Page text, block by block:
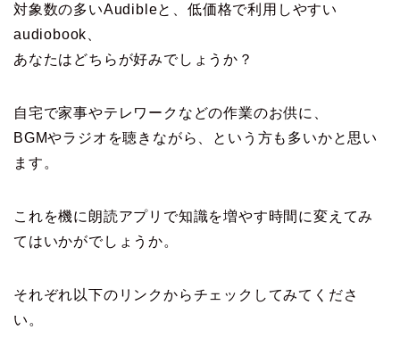
対象数の多いAudibleと、低価格で利用しやすい
audiobook、
あなたはどちらが好みでしょうか？
自宅で家事やテレワークなどの作業のお供に、
BGMやラジオを聴きながら、という方も多いかと思い
ます。
これを機に朗読アプリで知識を増やす時間に変えてみ
てはいかがでしょうか。
それぞれ以下のリンクからチェックしてみてくださ
い。